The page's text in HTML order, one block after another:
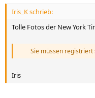
Iris_K schrieb:
Tolle Fotos der New York
Sie müssen registriert
Iris